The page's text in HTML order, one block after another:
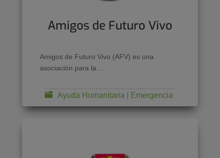
Amigos de Futuro Vivo
Amigos de Futuro Vivo (AFV) es una
asociación para la...
Ayuda Humanitaria | Emergencia